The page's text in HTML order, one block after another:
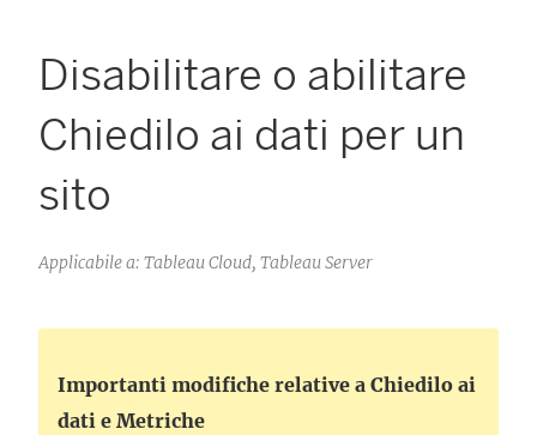
Disabilitare o abilitare
Chiedilo ai dati per un
sito
Applicabile a: Tableau Cloud, Tableau Server
Importanti modifiche relative a Chiedilo ai
dati e Metriche